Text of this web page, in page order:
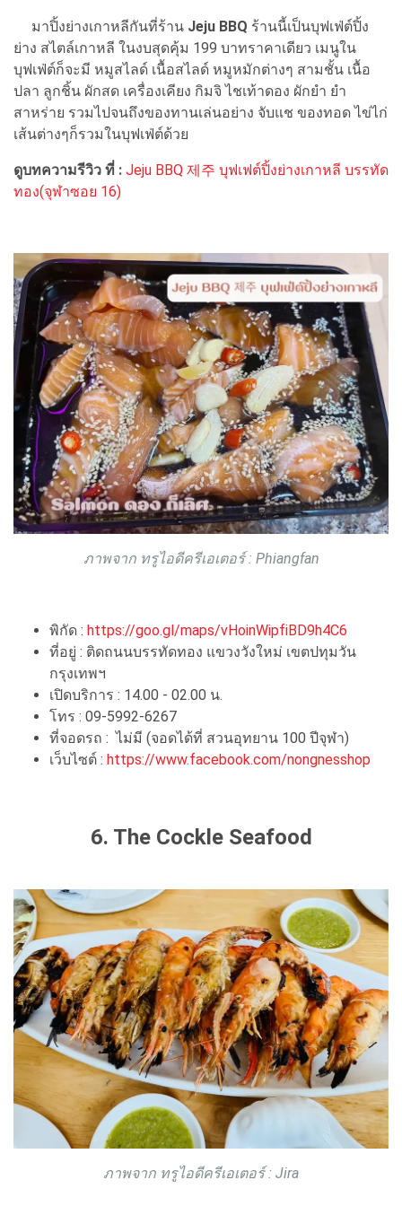
มาปิ้งย่างเกาหลีกันที่ร้าน Jeju BBQ ร้านนี้เป็นบุฟเฟ่ต์ปิ้ง
ย่าง สไตล์เกาหลี ในงบสุดคุ้ม 199 บาทราคาเดียว เมนูใน
บุฟเฟ่ต์ก็จะมี หมูสไลด์ เนื้อสไลด์ หมูหมักต่างๆ สามชั้น เนื้อ
ปลา ลูกชิ้น ผักสด เครื่องเคียง กิมจิ ไชเท้าดอง ผักยำ ยำ
สาหร่าย รวมไปจนถึงของทานเล่นอย่าง จับแช ของทอด ไข่ไก่
เส้นต่างๆก็รวมในบุฟเฟ่ต์ด้วย
ดูบทความรีวิว ที่ : Jeju BBQ 제주 บุฟเฟต์ปิ้งย่างเกาหลี บรรทัด
ทอง(จุฬาซอย 16)
ภาพจาก ทรูไอดีครีเอเตอร์ : Phiangfan
พิกัด : https://goo.gl/maps/vHoinWipfiBD9h4C6
ที่อยู่ : ติดถนนบรรทัดทอง แขวงวังใหม่ เขตปทุมวัน
กรุงเทพฯ
เปิดบริการ : 14.00 - 02.00 น.
โทร : 09-5992-6267
ที่จอดรถ : ไม่มี (จอดได้ที่ สวนอุทยาน 100 ปีจุฬา)
เว็บไซต์ : https://www.facebook.com/nongnesshop
6. The Cockle Seafood
ภาพจาก ทรูไอดีครีเอเตอร์ : Jira